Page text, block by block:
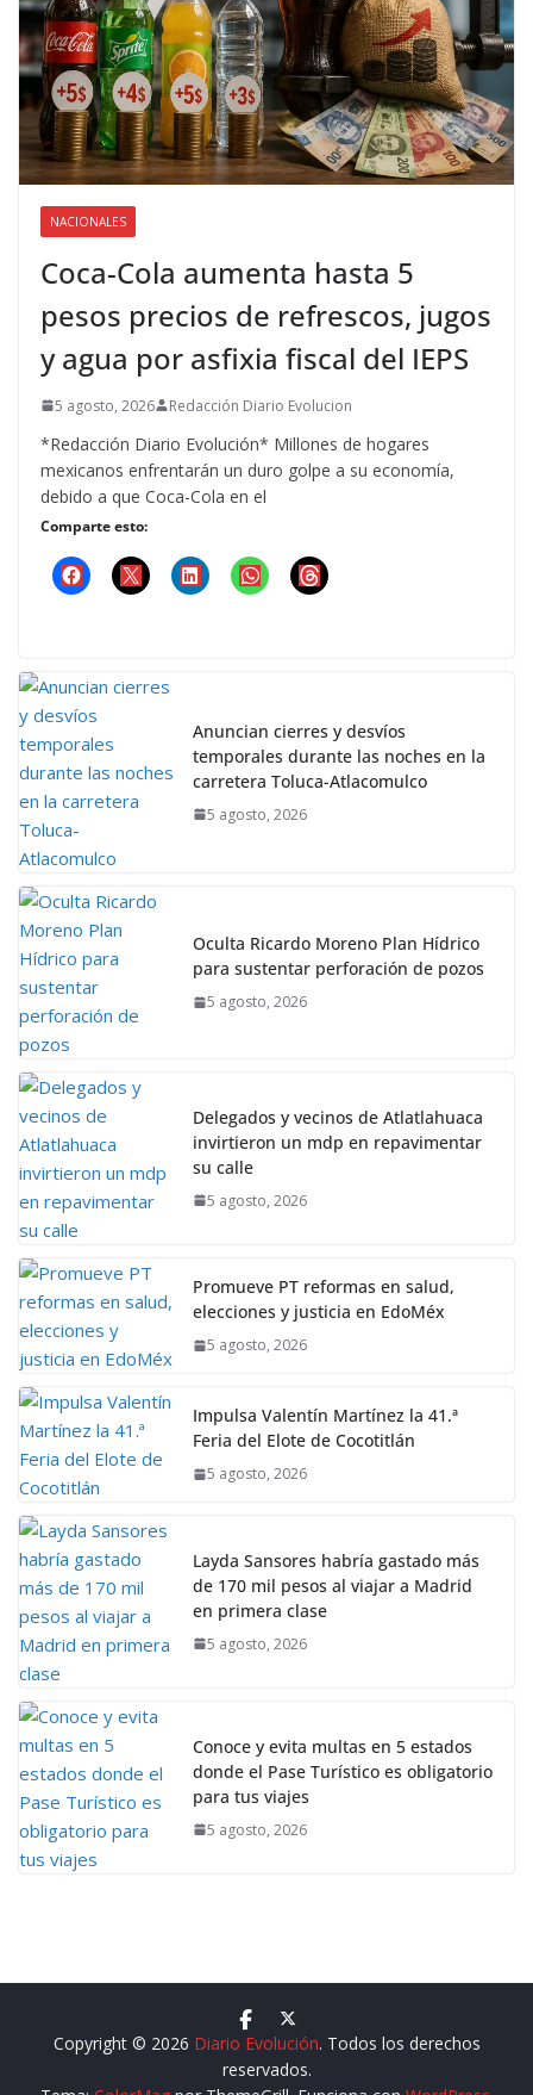
NACIONALES
Coca-Cola aumenta hasta 5
pesos precios de refrescos, jugos
y agua por asfixia fiscal del IEPS
5 agosto, 2026 Redacción Diario Evolucion
*Redacción Diario Evolución* Millones de hogares
mexicanos enfrentarán un duro golpe a su economía,
debido a que Coca-Cola en el
Comparte esto:
Anuncian cierres y desvíos
temporales durante las noches en la
carretera Toluca-Atlacomulco
5 agosto, 2026
Oculta Ricardo Moreno Plan Hídrico
para sustentar perforación de pozos
5 agosto, 2026
Delegados y vecinos de Atlatlahuaca
invirtieron un mdp en repavimentar
su calle
5 agosto, 2026
Promueve PT reformas en salud,
elecciones y justicia en EdoMéx
5 agosto, 2026
Impulsa Valentín Martínez la 41.ª
Feria del Elote de Cocotitlán
5 agosto, 2026
Layda Sansores habría gastado más
de 170 mil pesos al viajar a Madrid
en primera clase
5 agosto, 2026
Conoce y evita multas en 5 estados
donde el Pase Turístico es obligatorio
para tus viajes
5 agosto, 2026
Copyright © 2026 Diario Evolución. Todos los derechos
reservados.